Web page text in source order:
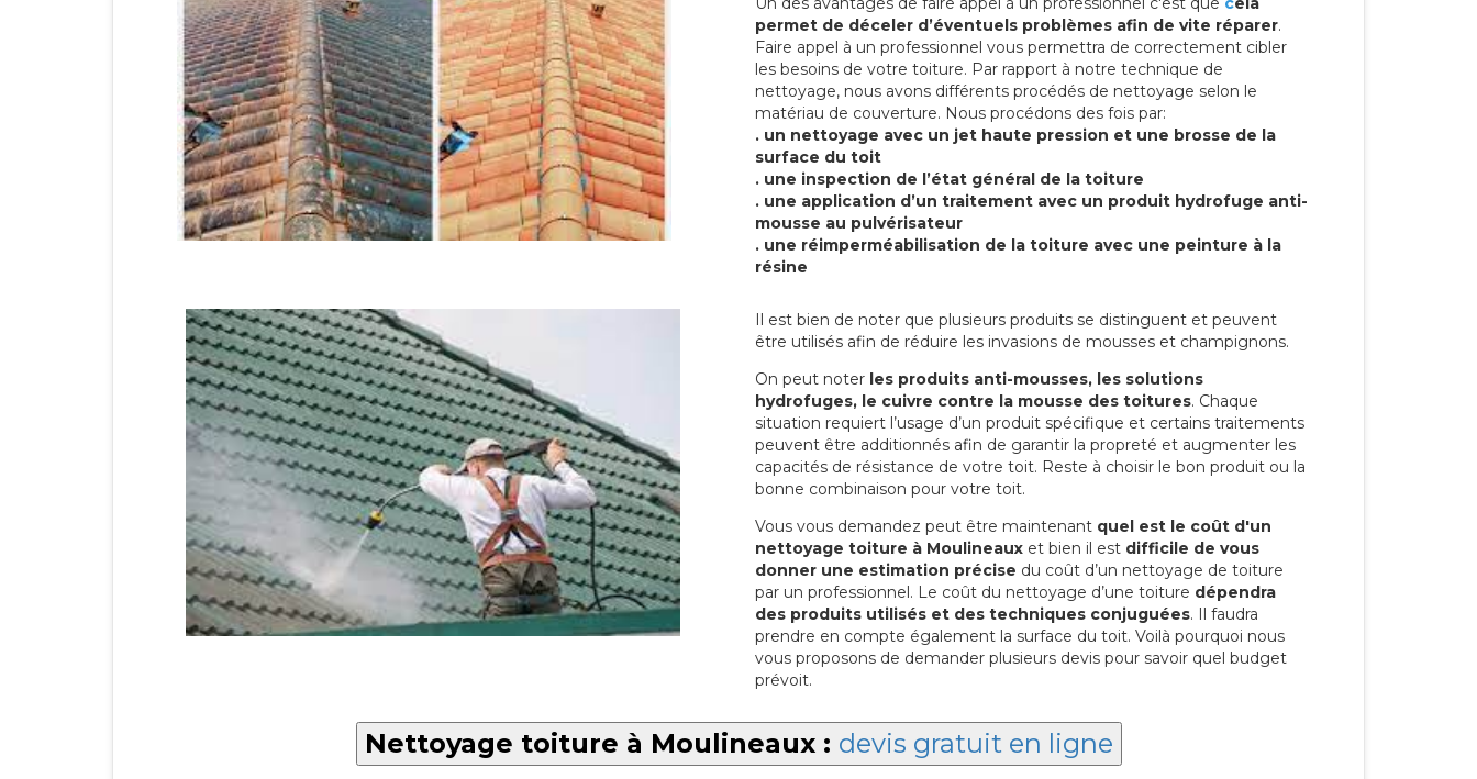
permet de déceler d’éventuels problèmes afin de vite réparer.
Faire appel à un professionnel vous permettra de correctement cibler
les besoins de votre toiture. Par rapport à notre technique de
nettoyage, nous avons différents procédés de nettoyage selon le
matériau de couverture. Nous procédons des fois par:
. un nettoyage avec un jet haute pression et une brosse de la
surface du toit
. une inspection de l’état général de la toiture
. une application d’un traitement avec un produit hydrofuge anti-
mousse au pulvérisateur
. une réimperméabilisation de la toiture avec une peinture à la
résine
Il est bien de noter que plusieurs produits se distinguent et peuvent
être utilisés afin de réduire les invasions de mousses et champignons.
On peut noter les produits anti-mousses, les solutions
hydrofuges, le cuivre contre la mousse des toitures. Chaque
situation requiert l’usage d’un produit spécifique et certains traitements
peuvent être additionnés afin de garantir la propreté et augmenter les
capacités de résistance de votre toit. Reste à choisir le bon produit ou la
bonne combinaison pour votre toit.
Vous vous demandez peut être maintenant quel est le coût d'un
nettoyage toiture à Moulineaux et bien il est difficile de vous
donner une estimation précise du coût d’un nettoyage de toiture
par un professionnel. Le coût du nettoyage d’une toiture dépendra
des produits utilisés et des techniques conjuguées. Il faudra
prendre en compte également la surface du toit. Voilà pourquoi nous
vous proposons de demander plusieurs devis pour savoir quel budget
prévoit.
Nettoyage toiture à Moulineaux : devis gratuit en ligne